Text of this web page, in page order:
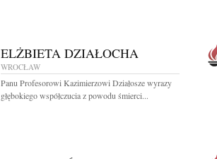
ELŻBIETA DZIAŁOCHA
WROCŁAW
Panu Profesorowi Kazimierzowi Działosze wyrazy
głębokiego współczucia z powodu śmierci...